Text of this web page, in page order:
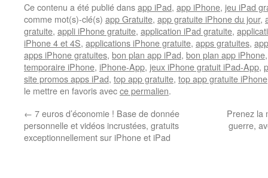
Ce contenu a été publié dansapp iPad, app iPhone, jeu iPad
comme mot(s)-clé(s) app Gratuite, app gratuite iPhone du jour,
gratuite, appli iPhone gratuite, application iPad gratuite,
iPhone 4 et 4S, applications iPhone gratuite, apps gratuites,
apps iPhone gratuites, bon plan app iPad, bon plan app iPhone
temporaire iPhone, iPhone-App, jeux iPhone gratuit iPad-App,
site promos apps iPad, top app gratuite, top app gratuite iPhone
le mettre en favoris avecce permalien.
← 7 euros d’économie ! Base de donnée
personnelle et vidéos incrustées, gratuits
exceptionnellement sur iPhone et iPad
Prenez la
guerre,